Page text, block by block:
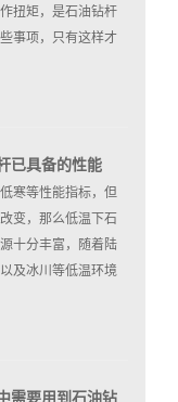
扭矩，是石油钻杆
事项，只有这样才
已具备的性能
寒等性能指标，但
变，那么低温下石
十分丰富，随着陆
及冰川等低温环境
需要用到石油钻